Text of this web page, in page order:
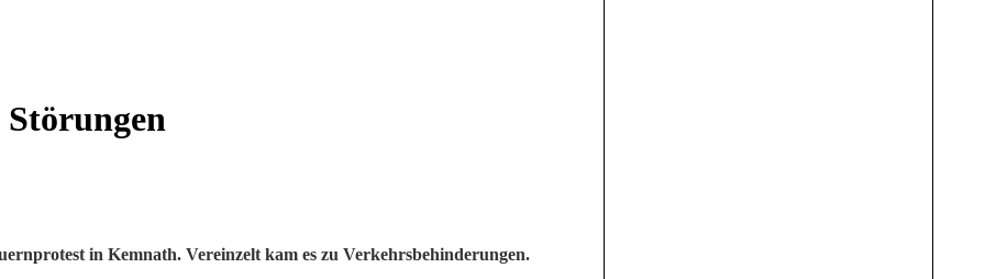
in Kemnath. Vereinzelt kam es zu Verkehrsbehinderungen.